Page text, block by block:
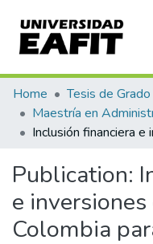
Communities &
All of DSpace
Home Tesis de Grado
Publication:
e
Colombia